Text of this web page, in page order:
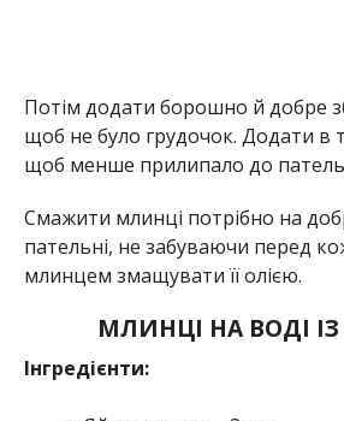
Потім додати борошно й добре
щоб не було грудочок. Додати в
щоб менше прилипало до
Смажити млинці потрібно на
пательні, не забуваючи перед
млинцем змащувати її олією.
МЛИНЦІ НА ВОДІ
Інгредієнти: